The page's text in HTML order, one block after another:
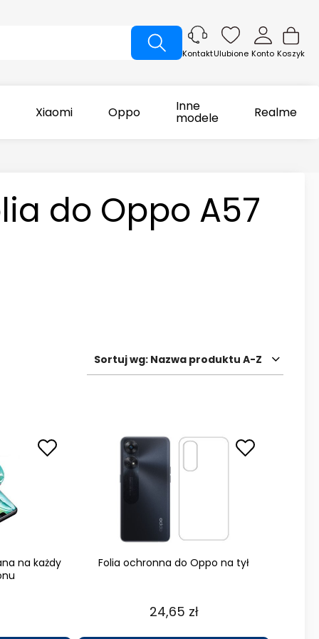
Koszyk
Konto
KontaktUlubione
Xiaomi Oppo Inne
modele Realme
do Oppo A57
Sortuj wg: Nazwa produktu A-Z
na każdy
Folia ochronna do Oppo na tył
24,65 zł